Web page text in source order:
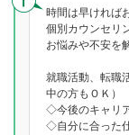
時間は早ければ
個別カウンセリ
お悩みや不安を
就職活動、転職
中の方もＯＫ）
◇今後のキャリ
◇自分に合った